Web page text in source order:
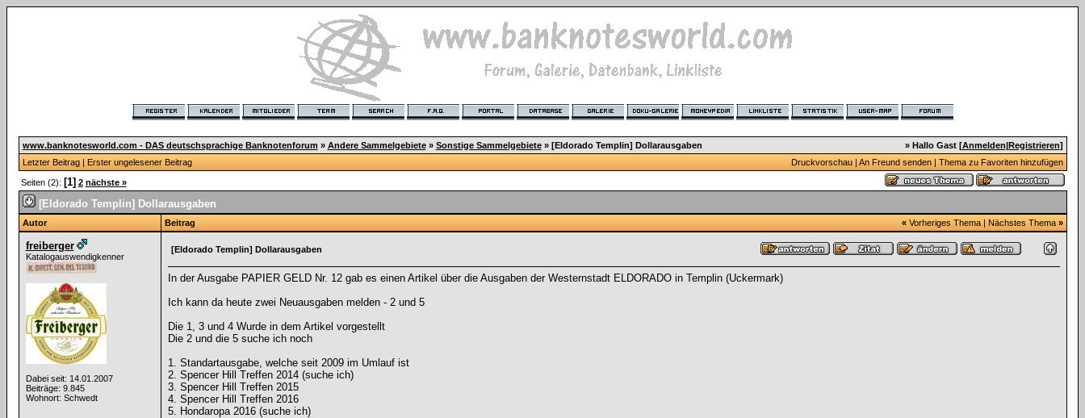
www.banknotesworld.com - DAS deutschsprachige Banknotenforum » Andere Sammelgebiete» Sonstige Sammelgebiete» [Eldorado Templin] Dollarausgaben » Hallo Gast [Anmelden|Registrieren]
Letzter Beitrag| Erster ungelesener Beitrag Druckvorschau| An Freund senden| Thema zu Favoriten hinzufügen
Seiten (2): [1] 2 nächste »
[Eldorado Templin] Dollarausgaben
Autor Beitrag « Vorheriges Thema| Nächstes Thema »
freiberger
Katalogauswendigkenner
Dabei seit: 14.01.2007
Beiträge: 9.845
Wohnort: Schwedt
[Eldorado Templin] Dollarausgaben
In der Ausgabe PAPIER GELD Nr. 12 gab es einen Artikel über die Ausgaben der Westernstadt ELDORADO in Templin (Uckermark)
Ich kann da heute zwei Neuausgaben melden - 2 und 5
Die 1, 3 und 4 Wurde in dem Artikel vorgestellt
Die 2 und die 5 suche ich noch
1. Standartausgabe, welche seit 2009 im Umlauf ist
2. Spencer Hill Treffen 2014 (suche ich)
3. Spencer Hill Treffen 2015
4. Spencer Hill Treffen 2016
5. Hondaropa 2016 (suche ich)